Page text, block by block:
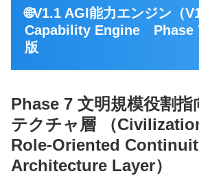
🌐V1.1 AGI能力エンジン（
Capability Engine Phase
版
Phase 7 文明規模役割指
テクチャ層 （
Role-Oriented
Architecture Layer）